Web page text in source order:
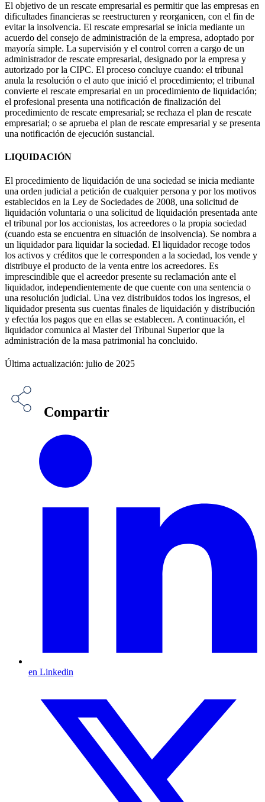
El objetivo de un rescate empresarial es permitir que las empresas en
dificultades financieras se reestructuren y reorganicen, con el fin de
evitar la insolvencia. El rescate empresarial se inicia mediante un
acuerdo del consejo de administración de la empresa, adoptado por
mayoría simple. La supervisión y el control corren a cargo de un
administrador de rescate empresarial, designado por la empresa y
autorizado por la CIPC. El proceso concluye cuando: el tribunal
anula la resolución o el auto que inició el procedimiento; el tribunal
convierte el rescate empresarial en un procedimiento de liquidación;
el profesional presenta una notificación de finalización del
procedimiento de rescate empresarial; se rechaza el plan de rescate
empresarial; o se aprueba el plan de rescate empresarial y se presenta
una notificación de ejecución sustancial.
LIQUIDACIÓN
El procedimiento de liquidación de una sociedad se inicia mediante
una orden judicial a petición de cualquier persona y por los motivos
establecidos en la Ley de Sociedades de 2008, una solicitud de
liquidación voluntaria o una solicitud de liquidación presentada ante
el tribunal por los accionistas, los acreedores o la propia sociedad
(cuando esta se encuentra en situación de insolvencia). Se nombra a
un liquidador para liquidar la sociedad. El liquidador recoge todos
los activos y créditos que le corresponden a la sociedad, los vende y
distribuye el producto de la venta entre los acreedores. Es
imprescindible que el acreedor presente su reclamación ante el
liquidador, independientemente de que cuente con una sentencia o
una resolución judicial. Una vez distribuidos todos los ingresos, el
liquidador presenta sus cuentas finales de liquidación y distribución
y efectúa los pagos que en ellas se establecen. A continuación, el
liquidador comunica al Master del Tribunal Superior que la
administración de la masa patrimonial ha concluido.
Última actualización: julio de 2025
Compartir
en Linkedin